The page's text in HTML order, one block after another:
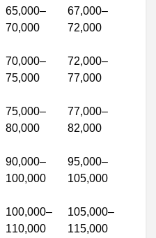
65,000–
70,000
67,000–
72,000
70,000–
75,000
72,000–
77,000
75,000–
80,000
77,000–
82,000
90,000–
100,000
95,000–
105,000
100,000–
110,000
105,000–
115,000